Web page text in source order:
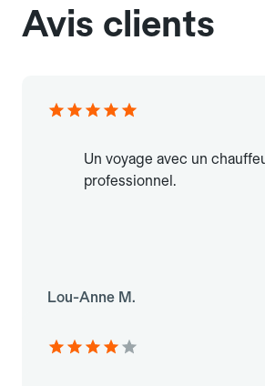
Avis clients
Un voyage avec un
professionnel.
Lou-Anne M.